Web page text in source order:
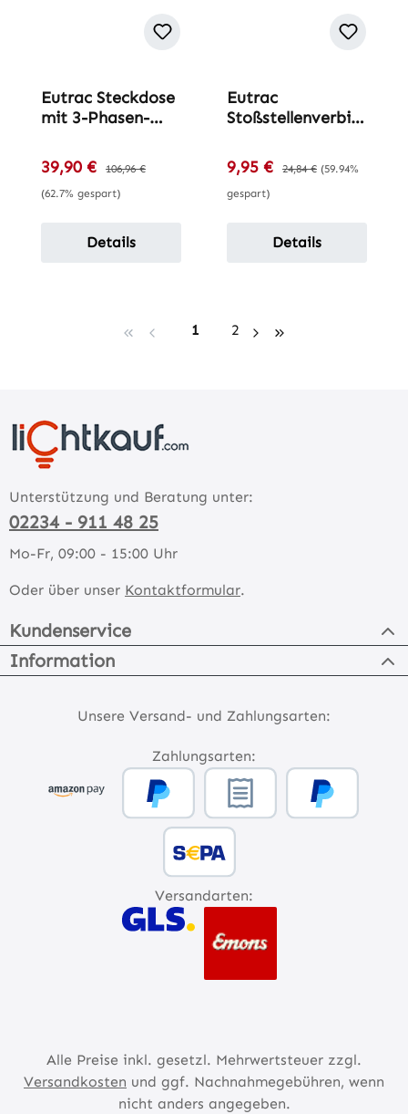
Eutrac Steckdose
mit 3-Phasen-
Verkaufspreis:
39,90 € Regulärer Preis:
106,96 €
(62.7% gespart)
Details
Eutrac
Stoßstellenverbin
Aufbau-Schiene
Verkaufspreis:
9,95 € Regulärer Preis:
24,84 € (59.94%
gespart)
Details
Seite
1 Seite
2
Unterstützung und Beratung unter:
02234 - 911 48 25
Mo-Fr, 09:00 - 15:00 Uhr
Oder über unser Kontaktformular.
Kundenservice
Information
Unsere Versand- und Zahlungsarten:
Zahlungsarten:
Versandarten:
Alle Preise inkl. gesetzl. Mehrwertsteuer zzgl.
Versandkosten und ggf. Nachnahmegebühren, wenn
nicht anders angegeben.